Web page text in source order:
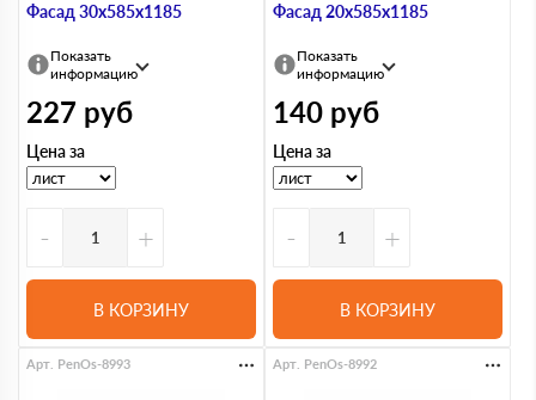
Фасад 30х585х1185
Показать
информацию
227 руб
Цена за
- +
В КОРЗИНУ
Фасад 20х585х1185
Показать
информацию
140 руб
Цена за
- +
В КОРЗИНУ
Арт. PenOs-8993 Арт. PenOs-8992